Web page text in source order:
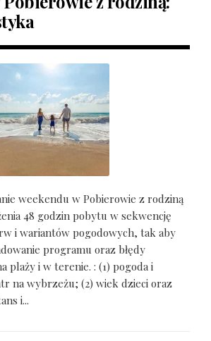
weekendu w Pobierowie z rodziną
48 godzin pobytu w sekwencję
i wariantów pogodowych, tak aby
programu oraz błędy
plaży i w terenie. : (1) pogoda i
na wybrzeżu; (2) wiek dzieci oraz
i...